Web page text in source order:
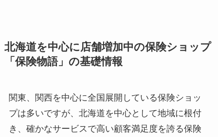
北海道を中心に店舗増加中の保険ショップ
「保険物語」の基礎情報
関東、関西を中心に全国展開している保険ショッ
プは多いですが、北海道を中心として地域に根付
き、確かなサービスで高い顧客満足度を誇る保険